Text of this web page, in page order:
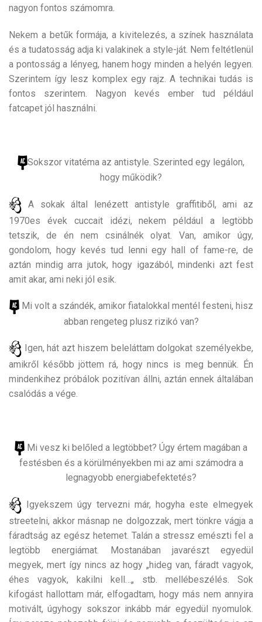
nagyon fontos számomra.
Nekem a betűk formája, a kivitelezés, a színek használata
és a tudatosság adja ki valakinek a style-ját. Nem feltétlenül
a pontosság a lényeg, hanem hogy minden a helyén legyen.
Szerintem így lesz komplex egy rajz. A technikai tudás is
fontos szerintem. Nagyon kevés ember tud például
fatcapet jól használni.
Sokszor vitatéma az antistyle. Szerinted egy legálon,
hogy működik?
A sokak által lenézett antistyle graffitiből, ami az
1970es évek cuccait idézi, nekem például a legtöbb
tetszik, de én nem csinálnék olyat. Van, amikor úgy,
gondolom, hogy kevés tud lenni egy hall of fame-re, de
aztán mindig arra jutok, hogy igazából, mindenki azt fest
amit akar, ami neki jól esik.
Mi volt a szándék, amikor fiatalokkal mentél festeni, hisz
abban rengeteg plusz rizikó van?
Igen, hát azt hiszem beleláttam dolgokat személyekbe,
amikről később jöttem rá, hogy nincs is meg bennük. Én
mindenkihez próbálok pozitívan állni, aztán ennek általában
csalódás a vége.
Mi vesz ki belőled a legtöbbet? Úgy értem magában a
festésben és a körülményekben mi az ami számodra a
legnagyobb energiabefektetés?
Igyekszem úgy tervezni már, hogyha este elmegyek
streetelni, akkor másnap ne dolgozzak, mert tönkre vágja a
fáradtság az egész hetemet. Talán a stressz emészti fel a
legtöbb energiámat. Mostanában javarészt egyedül
megyek, mert így nincs az hogy „hideg van, fáradt vagyok,
éhes vagyok, kakilni kell…„ stb. mellébeszélés. Sok
kifogást hallottam már, elfogadtam, hogy más nem annyira
motivált, úgyhogy sokszor inkább már egyedül nyomulok.